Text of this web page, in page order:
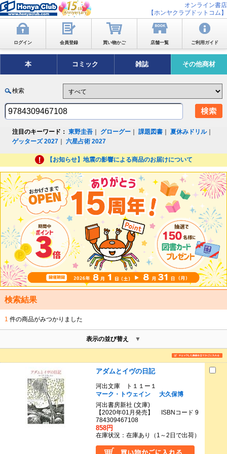
オンライン書店
【ホンヤクラブドットコム】
ログイン 会員登録 買い物かご 店舗一覧 ご利用ガイド
本 コミック 雑誌 その他商材
検索
注目のキーワード： 東野圭吾 グローグー ｜課題図書 ｜夏休みドリル｜
ゲッターズ 2027 ｜六星占術 2027
【お知らせ】地震の影響による商品のお届けについて
検索結果
1 件の商品がみつかりました
表示の並び替え
アダムとイヴの日記
河出文庫 ト１１ー１
マーク・トウェイン
大久保博
河出書房新社 (文庫)
【2020年01月発売】 ISBNコード 9
784309467108
858円
在庫状況：在庫あり（1～2日で出荷）